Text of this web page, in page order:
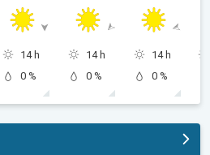
14 h
0 %
14 h
0 %
14 h
0 %